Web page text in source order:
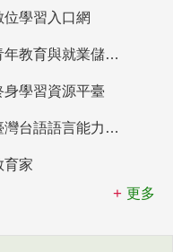
位學習入口網
青年教育與就業儲蓄帳戶
身學習資源平臺
臺灣台語語言能力認證網站
育家
更多